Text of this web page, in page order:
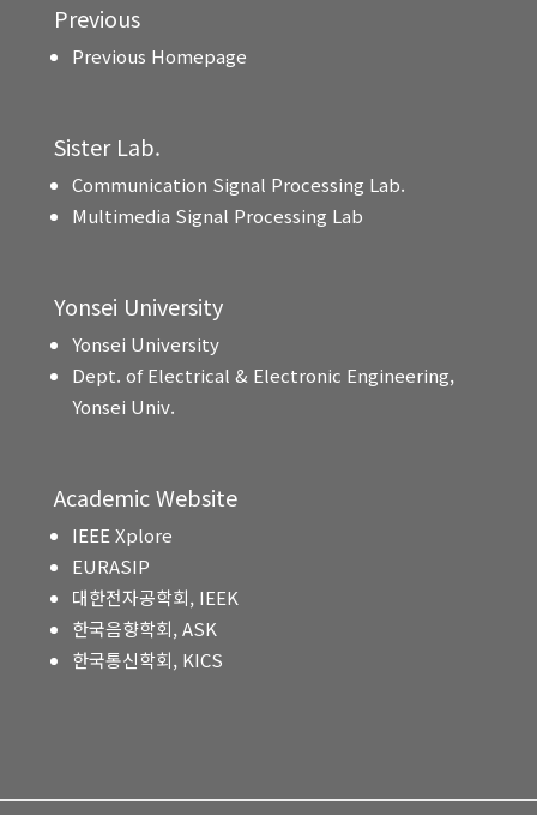
Previous
Previous Homepage
Sister Lab.
Communication Signal Processing Lab.
Multimedia Signal Processing Lab
Yonsei University
Yonsei University
Dept. of Electrical & Electronic Engineering,
Yonsei Univ.
Academic Website
IEEE Xplore
EURASIP
대한전자공학회, IEEK
한국음향학회, ASK
한국통신학회, KICS